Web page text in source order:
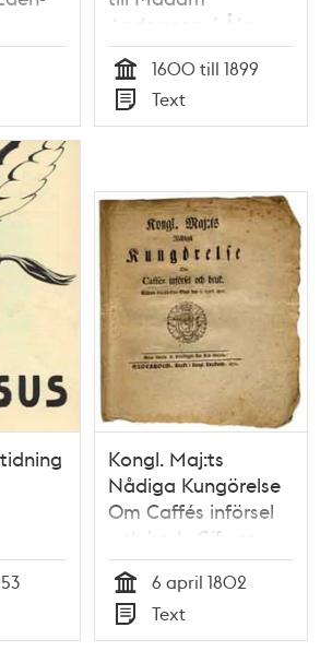
1 Tr.
Andersson / Åke
Abrahamsson
Tid
1600 till 1899
Typ
Text
Kongl. Maj:ts
Nådiga Kungörelse
Om Caffés införsel
och bruk. Gifwen
Stockholms Slott
den 6 April 1802.
Tid
6 april 1802
Typ
Text